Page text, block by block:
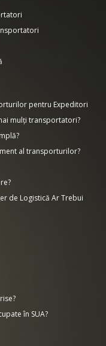
pentru Expeditori
mulți transportatori?
al transporturilor?
de Logistică Ar Trebui
în SUA?